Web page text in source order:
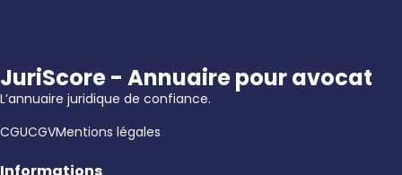
JuriScore - Annuaire pour avocat
L’annuaire juridique de confiance.
CGUCGVMentions légales